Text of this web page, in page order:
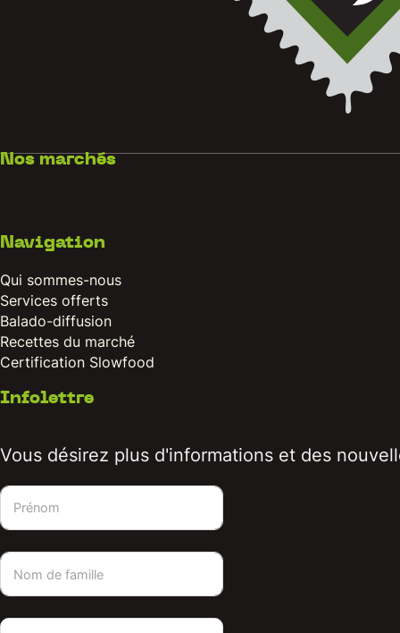
Nos marchés
Navigation
Qui sommes-nous
Services offerts
Balado-diffusion
Recettes du marché
Certification Slowfood
Infolettre
Vous désirez plus d'informations et des